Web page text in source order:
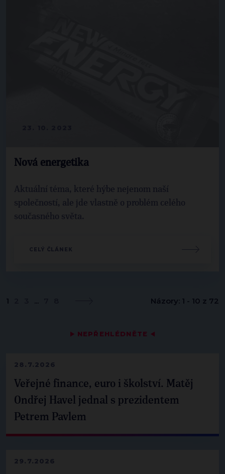
▶ NEPŘEHLÉDNĚTE ◀
28.7.2026
Veřejné finance, euro i školství. Matěj
Ondřej Havel jednal s prezidentem
Petrem Pavlem
29.7.2026
Nová energetika
Aktuální téma, které hýbe nejenom naší
společností, ale jde vlastně o problém celého
současného světa.
CELÝ ČLÁNEK
1 ... Názory: 1 - 10 z 72